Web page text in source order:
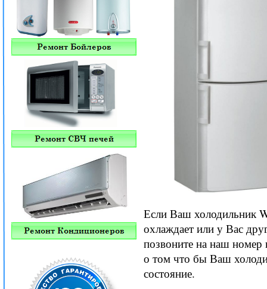
Если Ваш холодильник
охлаждает или у Вас
позвоните на наш номер
о том что бы Ваш
состояние.